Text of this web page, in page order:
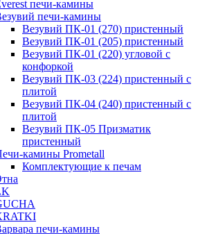
печи-камины
печи-камины
Везувий ПК-01 (270) пристенный
Везувий ПК-01 (205) пристенный
Везувий ПК-01 (220) угловой с
конфоркой
Везувий ПК-03 (224) пристенный с
плитой
Везувий ПК-04 (240) пристенный с
плитой
Везувий ПК-05 Призматик
пристенный
камины Prometall
Комплектующие к печам
печи-камины